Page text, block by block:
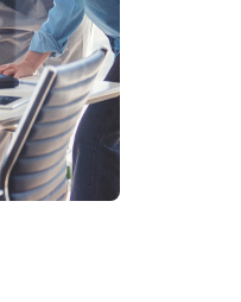
te maken.
ons